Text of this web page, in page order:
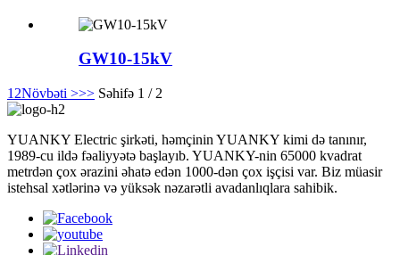
GW10-15kV
1 2Növbəti >>> Səhifə 1 / 2
YUANKY Electric şirkəti, həmçinin YUANKY kimi də tanınır,
1989-cu ildə fəaliyyətə başlayıb. YUANKY-nin 65000 kvadrat
metrdən çox ərazini əhatə edən 1000-dən çox işçisi var. Biz müasir
istehsal xətlərinə və yüksək nəzarətli avadanlıqlara sahibik.